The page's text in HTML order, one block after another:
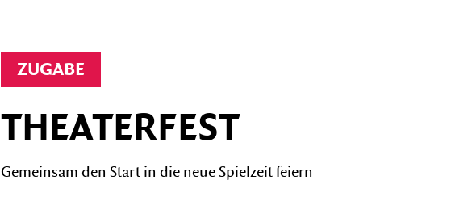
ZUGABE
THEATERFEST
Gemeinsam den Start in die neue Spielzeit feiern